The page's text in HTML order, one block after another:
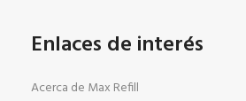
Enlaces de interés
Acerca de Max Refill